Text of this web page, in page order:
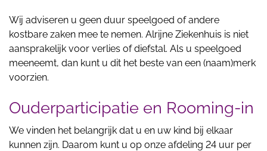
Wij adviseren u geen duur speelgoed of andere
kostbare zaken mee te nemen. Alrijne Ziekenhuis is niet
aansprakelijk voor verlies of diefstal. Als u speelgoed
meeneemt, dan kunt u dit het beste van een (naam)merk
voorzien.
Ouderparticipatie en Rooming-in
We vinden het belangrijk dat u en uw kind bij elkaar
kunnen zijn. Daarom kunt u op onze afdeling 24 uur per